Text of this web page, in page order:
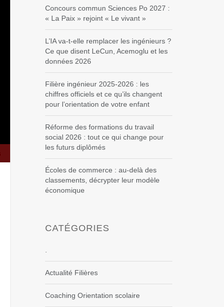
Concours commun Sciences Po 2027 :
« La Paix » rejoint « Le vivant »
L’IA va-t-elle remplacer les ingénieurs ?
Ce que disent LeCun, Acemoglu et les
données 2026
Filière ingénieur 2025-2026 : les
chiffres officiels et ce qu’ils changent
pour l’orientation de votre enfant
Réforme des formations du travail
social 2026 : tout ce qui change pour
les futurs diplômés
Écoles de commerce : au-delà des
classements, décrypter leur modèle
économique
CATÉGORIES
Actualité Filières
Coaching Orientation scolaire